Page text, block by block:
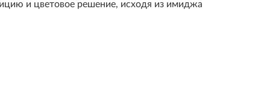
и цветовое решение, исходя из имиджа